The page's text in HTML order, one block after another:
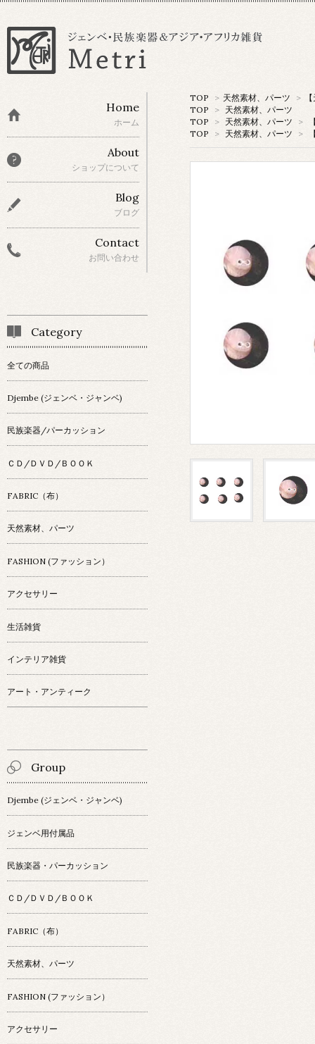
TOP > 天然素材、パーツ >
TOP
> 天然素材、パーツ
TOP
> 天然素材、パーツ >
TOP
> 天然素材、パーツ >
Home
ホーム
About
ショップについて
Blog
ブログ
Contact
お問い合わせ
Category
全ての商品
Djembe (ジェンベ・ジャンベ)
民族楽器/パーカッション
ＣＤ/ＤＶＤ/ＢＯＯＫ
FABRIC（布）
天然素材、パーツ
FASHION (ファッション）
アクセサリー
生活雑貨
インテリア雑貨
アート・アンティーク
Group
Djembe (ジェンベ・ジャンベ)
ジェンベ用付属品
民族楽器・パーカッション
ＣＤ/ＤＶＤ/ＢＯＯＫ
FABRIC（布）
天然素材、パーツ
FASHION (ファッション）
アクセサリー